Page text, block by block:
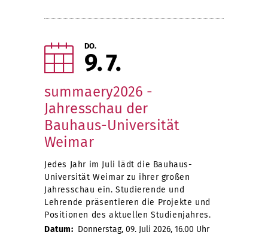
DO.
9 7
summaery2026 -
Jahresschau der
Bauhaus-Universität
Weimar
Jedes Jahr im Juli lädt die Bauhaus-
Universität Weimar zu ihrer großen
Jahresschau ein. Studierende und
Lehrende präsentieren die Projekte und
Positionen des aktuellen Studienjahres.
Datum: Donnerstag, 09. Juli 2026, 16.00 Uhr